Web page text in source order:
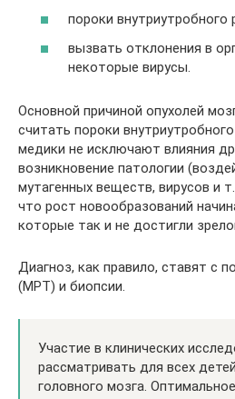
пороки внутриутробного
вызвать отклонения в
некоторые вирусы.
Основной причиной опухолей
считать пороки
медики не исключают влияния
возникновение патологии
мутагенных веществ, вирусов и
что рост новообразований
которые так и не достигли
Диагноз, как правило, ставят с
(МРТ) и биопсии.
Участие в клинических
рассматривать для всех
головного мозга.